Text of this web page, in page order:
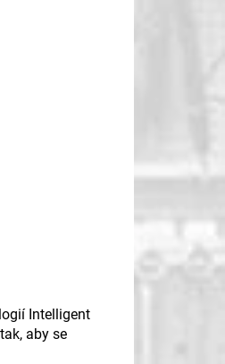
Intelligent
aby se